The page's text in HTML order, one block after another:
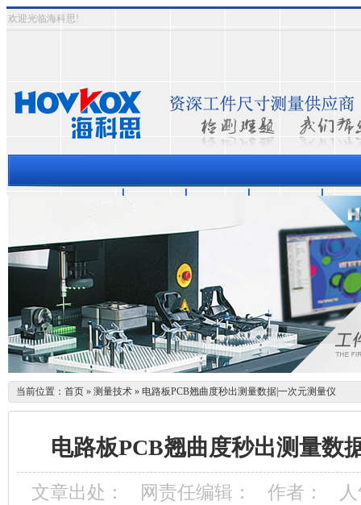
欢迎光临海科思!
测量
热门关键词： 三次元影象式测量仪 半自动影像测量仪 全自动
当前位置： 首页 » 测量技术 » 电路板PCB翘曲度秒出测量数据|一次元测量仪
电路板PCB翘曲度秒出测量数
文章出处： 网责任编辑： 作者：